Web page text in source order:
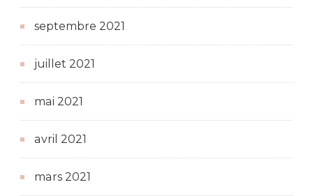
septembre 2021
juillet 2021
mai 2021
avril 2021
mars 2021